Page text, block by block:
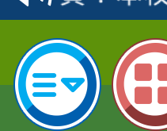
名
倩參加
名 指
賀！本
園市英
指導老
賀！本
賽 劉文
賀！本